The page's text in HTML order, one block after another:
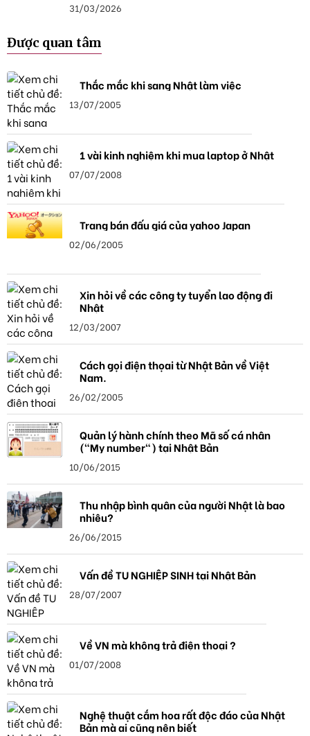
31/03/2026
Được quan tâm
Thắc mắc khi sang Nhật làm việc
13/07/2005
1 vài kinh nghiệm khi mua laptop ở Nhật
07/07/2008
Trang bán đấu giá của yahoo Japan
02/06/2005
Xin hỏi về các công ty tuyển lao động đi
Nhật
12/03/2007
Cách gọi điện thọai từ Nhật Bản về Việt
Nam.
26/02/2005
Quản lý hành chính theo Mã số cá nhân
("My number") tại Nhật Bản
10/06/2015
Thu nhập bình quân của người Nhật là bao
nhiêu?
26/06/2015
Vấn đề TU NGHIỆP SINH tại Nhật Bản
28/07/2007
Về VN mà không trả điện thoại ?
01/07/2008
Nghệ thuật cắm hoa rất độc đáo của Nhật
Bản mà ai cũng nên biết